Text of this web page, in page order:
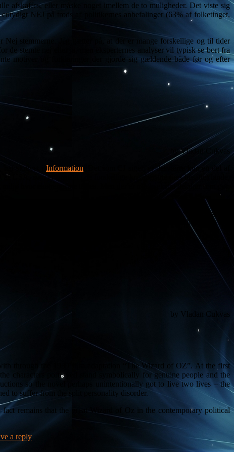
afskaffes, eller måske noget imellem de to muligheder. Det viste sig
NEJ på trods af politikernes anbefalinger (63% af folketinget,
stemmerne. Jeg gætter på, at der er mange forskellige og til tider
stemte nej eller ja, men eksperternes analyser vil typisk se bort fra
motiver og forklaringer der gjorde sig gældende både før og efter
by Vladan Cukvas
har skrevet iInformation . Det som CJ siger, er desværre kun en del af
USA, som er opstået i de forskellige krigsberørte (læs besatte) lande,
hvor ekstremisme trives. Men der er nogle ekstra detaljer som gør,
deres borgere, som selv har grebet til våben, anses som et legitimt
er, at de skyder tilbage. Det burde stå klart til enhver som kan
by Vladan Cukvas
through the 1939 film adaptation “The Wizard of OZ”. At the first
characters portrayed stand symbolically for genuine people and the
so the novel perhaps unintentionally got to live two lives – the
to suffer from the split personality disorder.
remains that the great Wizard of Oz in the contemporary political
a reply